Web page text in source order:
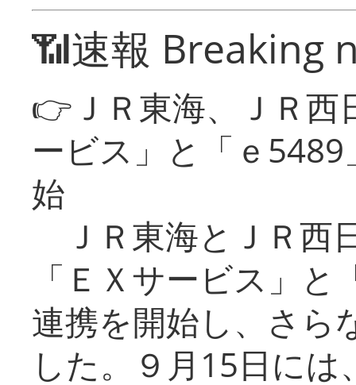
📶速報 Breaking
👉ＪＲ東海、ＪＲ
ービス」と「ｅ
始
ＪＲ東海とＪＲ西
「ＥＸサービス」
連携を開始し、さら
した。９月15日に